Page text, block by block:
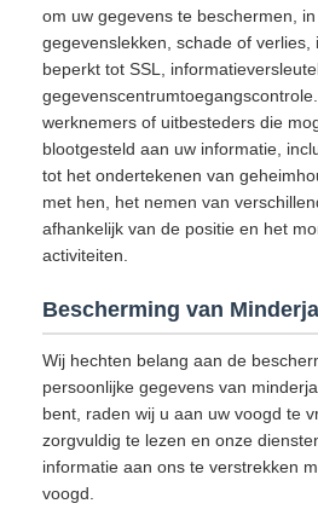
om uw gegevens te beschermen,
gegevenslekken, schade of verlies,
beperkt tot SSL,
werknemers of uitbesteders die
blootgesteld aan uw informatie,
tot het ondertekenen van
met hen, het nemen van
afhankelijk van de positie en het
activiteiten.
Bescherming van
Wij hechten belang aan de
persoonlijke gegevens van
bent, raden wij u aan uw voogd te
zorgvuldig te lezen en onze
informatie aan ons te verstrekken
voogd.